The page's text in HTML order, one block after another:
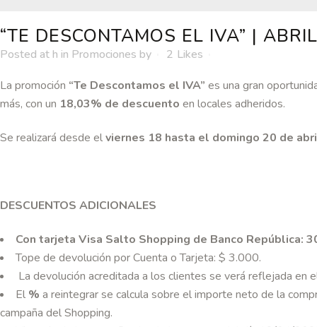
“TE DESCONTAMOS EL IVA” |
Posted at h in Promociones by 2 Likes
La promoción “Te Descontamos el IVA” es una gran
más, con un 18,03% de descuento en locales adheridos.
Se realizará desde elviernes 18 hasta el domingo 20 de
DESCUENTOS ADICIONALES
Con tarjeta Visa Salto Shopping de Banco República:
Tope de devolución por Cuenta o Tarjeta: $ 3.000.
La devolución acreditada a los clientes se verá reflejada en
El % a reintegrar se calcula sobre el importe neto de la
campaña del Shopping.